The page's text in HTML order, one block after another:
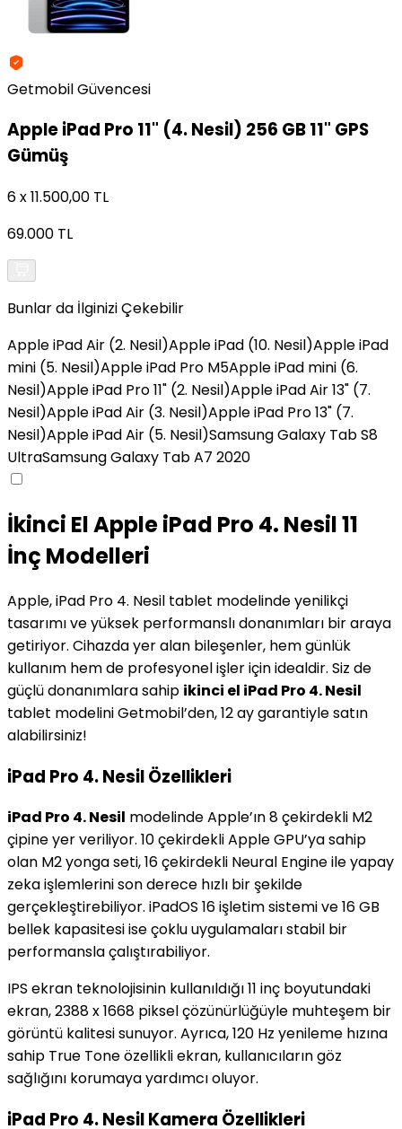
Getmobil Güvencesi
AppleiPad Pro 11" (4. Nesil) 256 GB 11" GPS
Gümüş
6 x 11.500,00 TL
69.000 TL
Bunlar da İlginizi Çekebilir
Apple iPad Air (2. Nesil)Apple iPad (10. Nesil)Apple iPad
mini (5. Nesil)Apple iPad Pro M5Apple iPad mini (6.
Nesil)Apple iPad Pro 11" (2. Nesil)Apple iPad Air 13" (7.
Nesil)Apple iPad Air (3. Nesil)Apple iPad Pro 13" (7.
Nesil)Apple iPad Air (5. Nesil)Samsung Galaxy Tab S8
UltraSamsung Galaxy Tab A7 2020
İkinci El Apple iPad Pro 4. Nesil 11
İnç Modelleri
Apple, iPad Pro 4. Nesil tablet modelinde yenilikçi
tasarımı ve yüksek performanslı donanımları bir araya
getiriyor. Cihazda yer alan bileşenler, hem günlük
kullanım hem de profesyonel işler için idealdir. Siz de
güçlü donanımlara sahip ikinci el iPad Pro 4. Nesil
tablet modelini Getmobil’den, 12 ay garantiyle satın
alabilirsiniz!
iPad Pro 4. Nesil Özellikleri
iPad Pro 4. Nesil modelinde Apple’ın 8 çekirdekli M2
çipine yer veriliyor. 10 çekirdekli Apple GPU’ya sahip
olan M2 yonga seti, 16 çekirdekli Neural Engine ile yapay
zeka işlemlerini son derece hızlı bir şekilde
gerçekleştirebiliyor. iPadOS 16 işletim sistemi ve 16 GB
bellek kapasitesi ise çoklu uygulamaları stabil bir
performansla çalıştırabiliyor.
IPS ekran teknolojisinin kullanıldığı 11 inç boyutundaki
ekran, 2388 x 1668 piksel çözünürlüğüyle muhteşem bir
görüntü kalitesi sunuyor. Ayrıca, 120 Hz yenileme hızına
sahip True Tone özellikli ekran, kullanıcıların göz
sağlığını korumaya yardımcı oluyor.
iPad Pro 4. Nesil Kamera Özellikleri